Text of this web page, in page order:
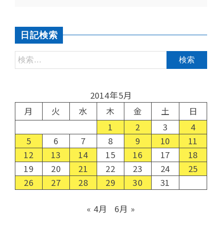
日記検索
2014年5月
月
火 水 木 金 土
日
1
2 3
4
5
6 7 8 9 10
11
12
13 14 15 16 17
18
19
20 21 22 23 24
25
26
27 28 29 30 31
« 4月 6月 »